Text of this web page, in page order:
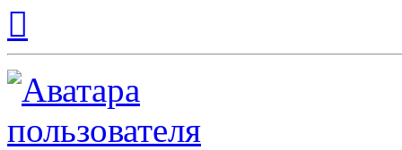
началу